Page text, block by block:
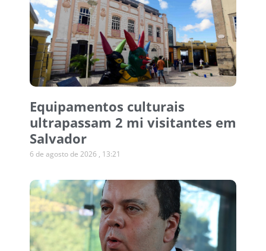
Equipamentos culturais
ultrapassam 2 mi visitantes em
Salvador
6 de agosto de 2026 13:21